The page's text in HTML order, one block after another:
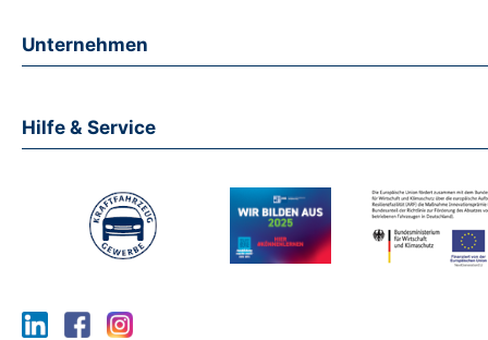
Unternehmen
Hilfe & Service